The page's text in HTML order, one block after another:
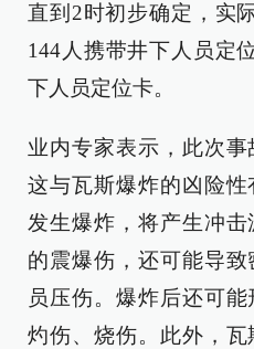
直到2时初步确定，实
144人携带井下人员定
下人员定位卡。
业内专家表示，此次事
这与瓦斯爆炸的凶险
发生爆炸，将产生冲
的震爆伤，还可能导
员压伤。爆炸后还可
灼伤、烧伤。此外，